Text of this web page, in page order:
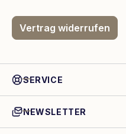
Vertrag widerrufen
SERVICE
NEWSLETTER